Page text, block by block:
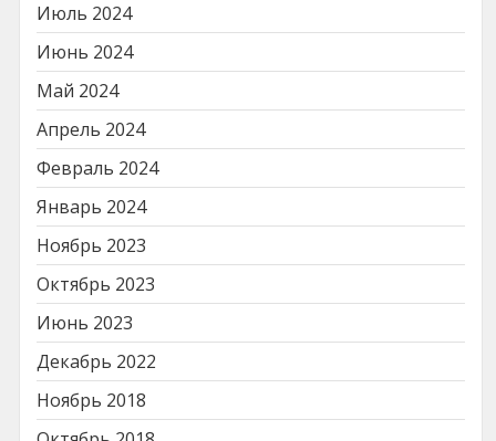
Июль 2024
Июнь 2024
Май 2024
Апрель 2024
Февраль 2024
Январь 2024
Ноябрь 2023
Октябрь 2023
Июнь 2023
Декабрь 2022
Ноябрь 2018